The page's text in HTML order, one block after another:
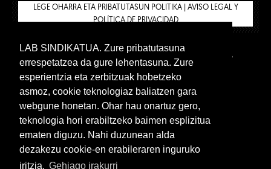
LEGE OHARRA ETA PRIBATUTASUN POLITIKA | AVISO LEGAL Y
POLÍTICA DE PRIVACIDAD
BIZILAN.EUS
TIENDA
INTRANET 🔑
Euskera Castellano
LAB SINDIKATUA. Zure pribatutasuna
errespetatzea da gure lehentasuna. Zure
esperientzia eta zerbitzuak hobetzeko
asmoz, cookie teknologiaz baliatzen gara
webgune honetan. Ohar hau onartuz gero,
teknologia hori erabiltzeko baimen esplizitua
ematen diguzu. Nahi duzunean alda
dezakezu cookie-en erabileraren inguruko
iritzia. Gehiago irakurri